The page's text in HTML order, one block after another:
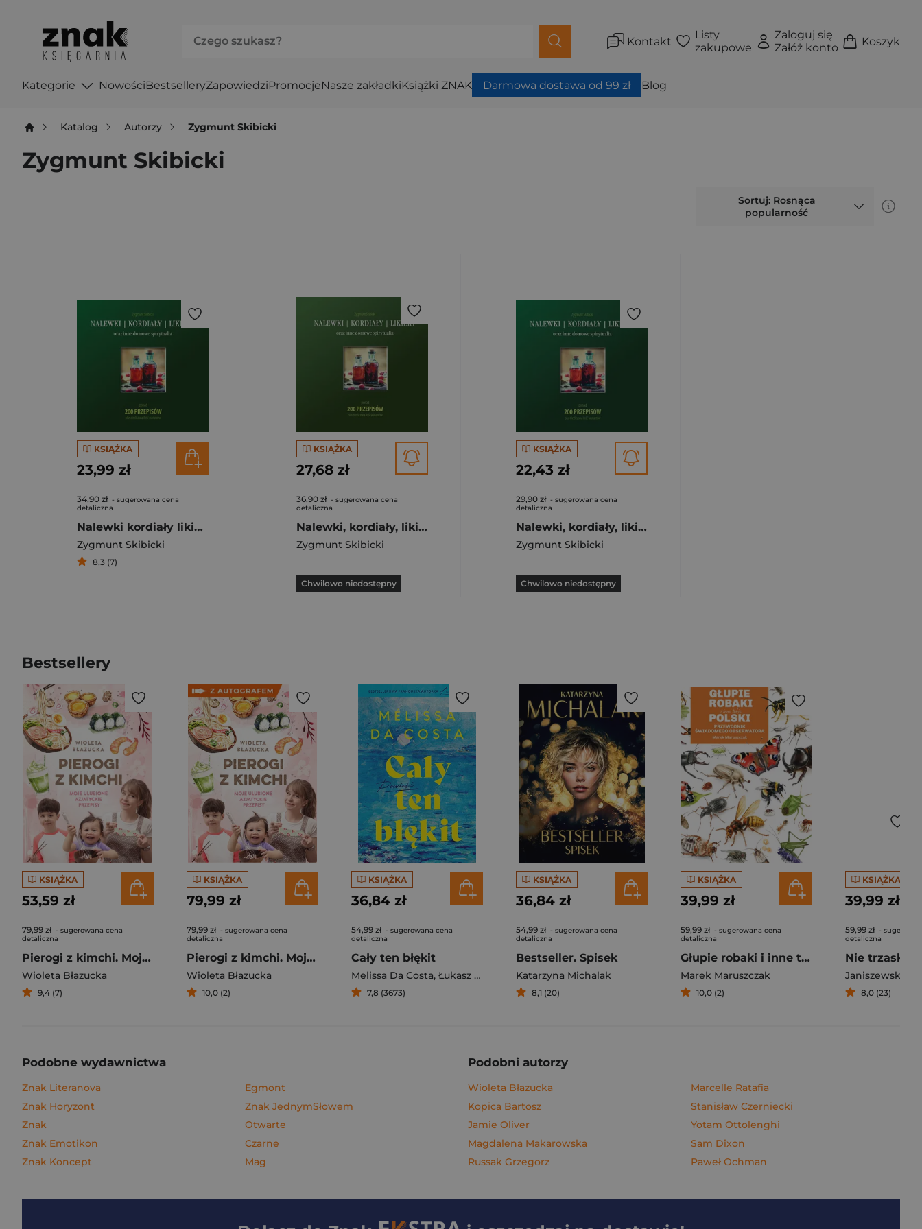
Kontakt
Listy
zakupowe
Zaloguj się
Załóż konto
Koszyk
Kategorie NowościBestselleryZapowiedziPromocjeNasze zakładkiKsiążki ZNAK Darmowa dostawa od 99 zł Blog
Katalog Autorzy Zygmunt Skibicki
Zygmunt Skibicki
Sortuj: Rosnąca
popularność
KSIĄŻKA
23,99 zł
34,90 zł - sugerowana cena
detaliczna
Nalewki kordiały likiery oraz inne domowe spirytualia
Zygmunt Skibicki
8,3 (7)
KSIĄŻKA
27,68 zł
36,90 zł - sugerowana cena
detaliczna
Nalewki, kordiały, likiery oraz inne domowe spirytualia
Zygmunt Skibicki
Chwilowo niedostępny
KSIĄŻKA
22,43 zł
29,90 zł - sugerowana cena
detaliczna
Nalewki, kordiały, likiery oraz inne domowe spirytualia ponad 200 przepisów plus niezliczona ilość wariantów
Zygmunt Skibicki
Chwilowo niedostępny
Bestsellery
KSIĄŻKA
53,59 zł
79,99 zł - sugerowana cena
detaliczna
Pierogi z kimchi. Moje ulubione azjatyckie przepisy
Wioleta Błazucka
9,4 (7)
KSIĄŻKA
79,99 zł
79,99 zł - sugerowana cena
detaliczna
Pierogi z kimchi. Moje ulubione azjatyckie przepisy - książka z autografem
Wioleta Błazucka
10,0 (2)
KSIĄŻKA
36,84 zł
54,99 zł - sugerowana cena
detaliczna
Cały ten błękit
Melissa Da Costa, Łukasz Müller
7,8 (3673)
KSIĄŻKA
36,84 zł
54,99 zł - sugerowana cena
detaliczna
Bestseller. Spisek
Katarzyna Michalak
8,1 (20)
KSIĄŻKA
39,99 zł
59,99 zł - sugerowana cena
detaliczna
Głupie robaki i inne takie Polski
Marek Maruszczak
10,0 (2)
KSIĄŻKA
39,99 zł
59,99 zł -
detaliczna
Janiszewska
8,0 (23)
Podobne wydawnictwa
Znak Literanova
Znak Horyzont
Znak
Znak Emotikon
Znak Koncept
Egmont
Znak JednymSłowem
Otwarte
Czarne
Mag
Podobni autorzy
Wioleta Błazucka
Kopica Bartosz
Jamie Oliver
Magdalena Makarowska
Russak Grzegorz
Marcelle Ratafia
Stanisław Czerniecki
Yotam Ottolenghi
Sam Dixon
Paweł Ochman